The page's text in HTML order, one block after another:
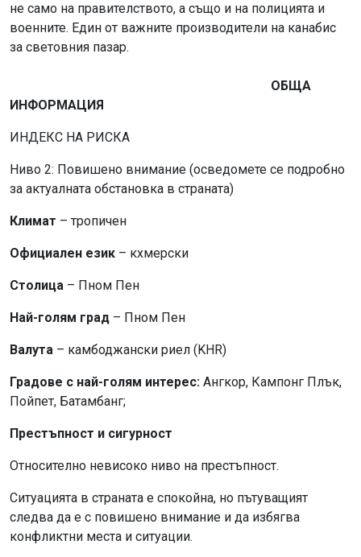
не само на правителството, а също и на полицията и
военните. Един от важните производители на канабис
за световния пазар.
ОБЩА
ИНФОРМАЦИЯ
ИНДЕКС НА РИСКА
Ниво 2: Повишено внимание (осведомете се подробно
за актуалната обстановка в страната)
Климат – тропичен
Официален език – кхмерски
Столица – Пном Пен
Най-голям град – Пном Пен
Валута – камбоджански риел (KHR)
Градове с най-голям интерес: Ангкор, Кампонг Плък,
Пойпет, Батамбанг;
Престъпност и сигурност
Относително невисоко ниво на престъпност.
Ситуацията в страната е спокойна, но пътуващият
следва да е с повишено внимание и да избягва
конфликтни места и ситуации.